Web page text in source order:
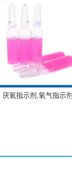
厌氧指示剂,氧气指示剂